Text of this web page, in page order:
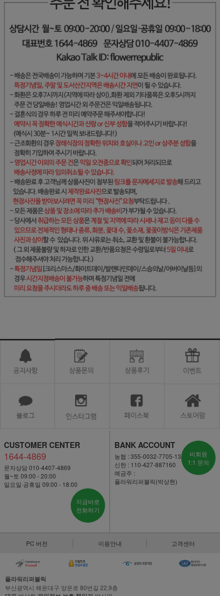
CUSTOMER CENTER
1644-4869
문자상담 010-4407-4869
월~토 09:00 - 20:00
일요일·공휴일 09:00 - 18:00
지금바로
전화하기
BANK ACCOUNT
농협 : 355-0032-7705-13
신한 : 110-427-887160
예금주 :
플라워리퍼블릭(박상현)
비회원
1:1 문의
PC 버전 이용안내 고객센터
플라워리퍼블릭
부산광역시 해운대구 양운로 80번길 22,9층